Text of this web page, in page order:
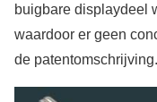
buigbare displaydeel
waardoor er geen
de patentomschrijving.